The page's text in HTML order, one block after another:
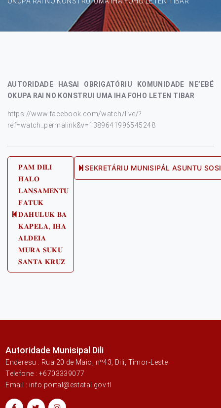
AUTORIDADE HASAI OBRIGATÓRIU KOMUNIDADE NE’EBÉ
OKUPA RAI NO KONSTRUI UMA IHA FOHO LETEN TIBAR
https://www.facebook.com/watch/live/?
ref=watch_permalink&v=1389641996545248
Post
navigation
Previous
post:
𝐏𝐀𝐌 𝐃𝐈𝐋𝐈
𝐇𝐀𝐋𝐎
𝐋𝐀𝐍𝐒𝐀𝐌𝐄𝐍𝐓𝐔
𝐅𝐀𝐓𝐔𝐊
𝐃𝐀𝐇𝐔𝐋𝐔𝐊 𝐁𝐀
𝐊𝐀𝐏𝐄𝐋𝐀, 𝐈𝐇𝐀
𝐀𝐋𝐃𝐄𝐈𝐀
𝐌𝐔𝐑𝐀 𝐒𝐔𝐊𝐔
𝐒𝐀𝐍𝐓𝐀 𝐊𝐑𝐔𝐙
SEKRETÁRIU MUNISIPÁL ASUNTU
Autoridade Munisipal Dili
Enderesu : Rua 20 de Maio, nº43, Dili, Timor-Leste
Telefone : +6703339077
Email : info.portal@estatal.gov.tl